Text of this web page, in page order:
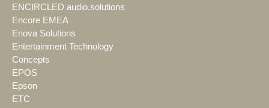
ENCIRCLED audio.solutions
Encore EMEA
Enova Solutions
Entertainment Technology
Concepts
EPOS
Epson
ETC